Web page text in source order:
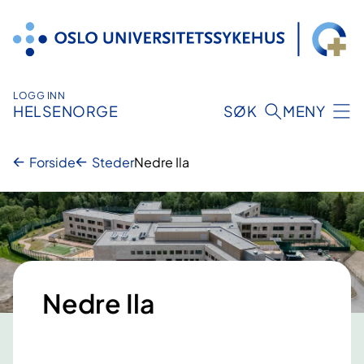
innhold
LOGG INN
HELSENORGE SØK MENY
Forside StederNedre Ila
Nedre Ila